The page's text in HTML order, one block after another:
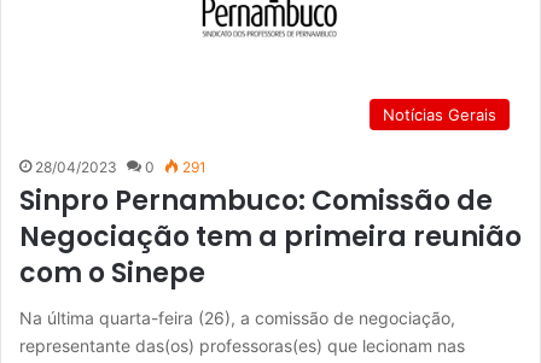
Notícias Gerais
28/04/2023 0 291
Sinpro Pernambuco: Comissão de
Negociação tem a primeira reunião
com o Sinepe
Na última quarta-feira (26), a comissão de negociação,
representante das(os) professoras(es) que lecionam nas